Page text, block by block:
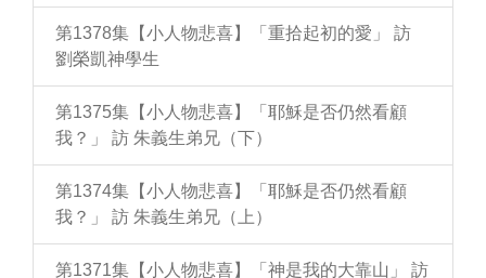
第1378集【小人物悲喜】「重拾起初的愛」 訪
劉榮凱神學生
第1375集【小人物悲喜】「耶穌是否仍然看顧
我？」 訪 朱義生弟兄（下）
第1374集【小人物悲喜】「耶穌是否仍然看顧
我？」 訪 朱義生弟兄（上）
第1371集【小人物悲喜】「神是我的大靠山」 訪